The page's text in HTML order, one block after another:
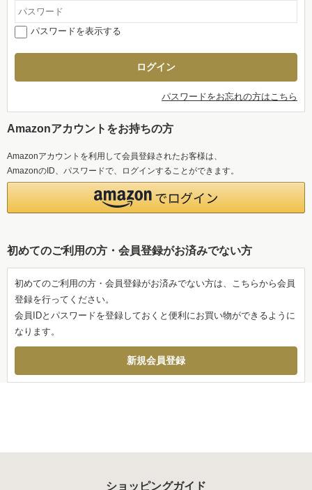
パスワードを表示する
パスワードをお忘れの方はこちら
Amazonアカウントをお持ちの方
Amazonアカウントを利用して会員登録されたお客様は、
AmazonのID、パスワードで、ログインすることができます。
初めてのご利用の方・会員登録がお済みでない方
初めてのご利用の方・会員登録がお済みでない方は、こちらから会員
登録を行ってください。
会員IDとパスワードを登録しておくと便利にお買い物ができるように
なります。
ショッピングガイド